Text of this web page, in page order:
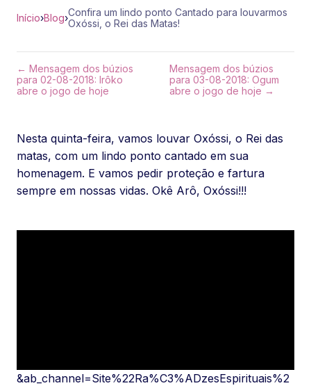
Início›Blog›Confira um lindo ponto Cantado para louvarmos
Oxóssi, o Rei das Matas!
← Mensagem dos búzios
para 02-08-2018: Irôko
abre o jogo de hoje
Mensagem dos búzios
para 03-08-2018: Ogum
abre o jogo de hoje →
Nesta quinta-feira, vamos louvar Oxóssi, o Rei das
matas, com um lindo ponto cantado em sua
homenagem. E vamos pedir proteção e fartura
sempre em nossas vidas. Okê Arô, Oxóssi!!!
&ab_channel=Site%22Ra%C3%ADzesEspirituais%2